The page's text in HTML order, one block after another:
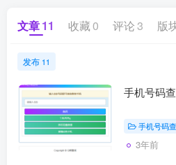
文章11 收藏 0 评论 3 版
发布 11
手机号码
手机号码
3年前